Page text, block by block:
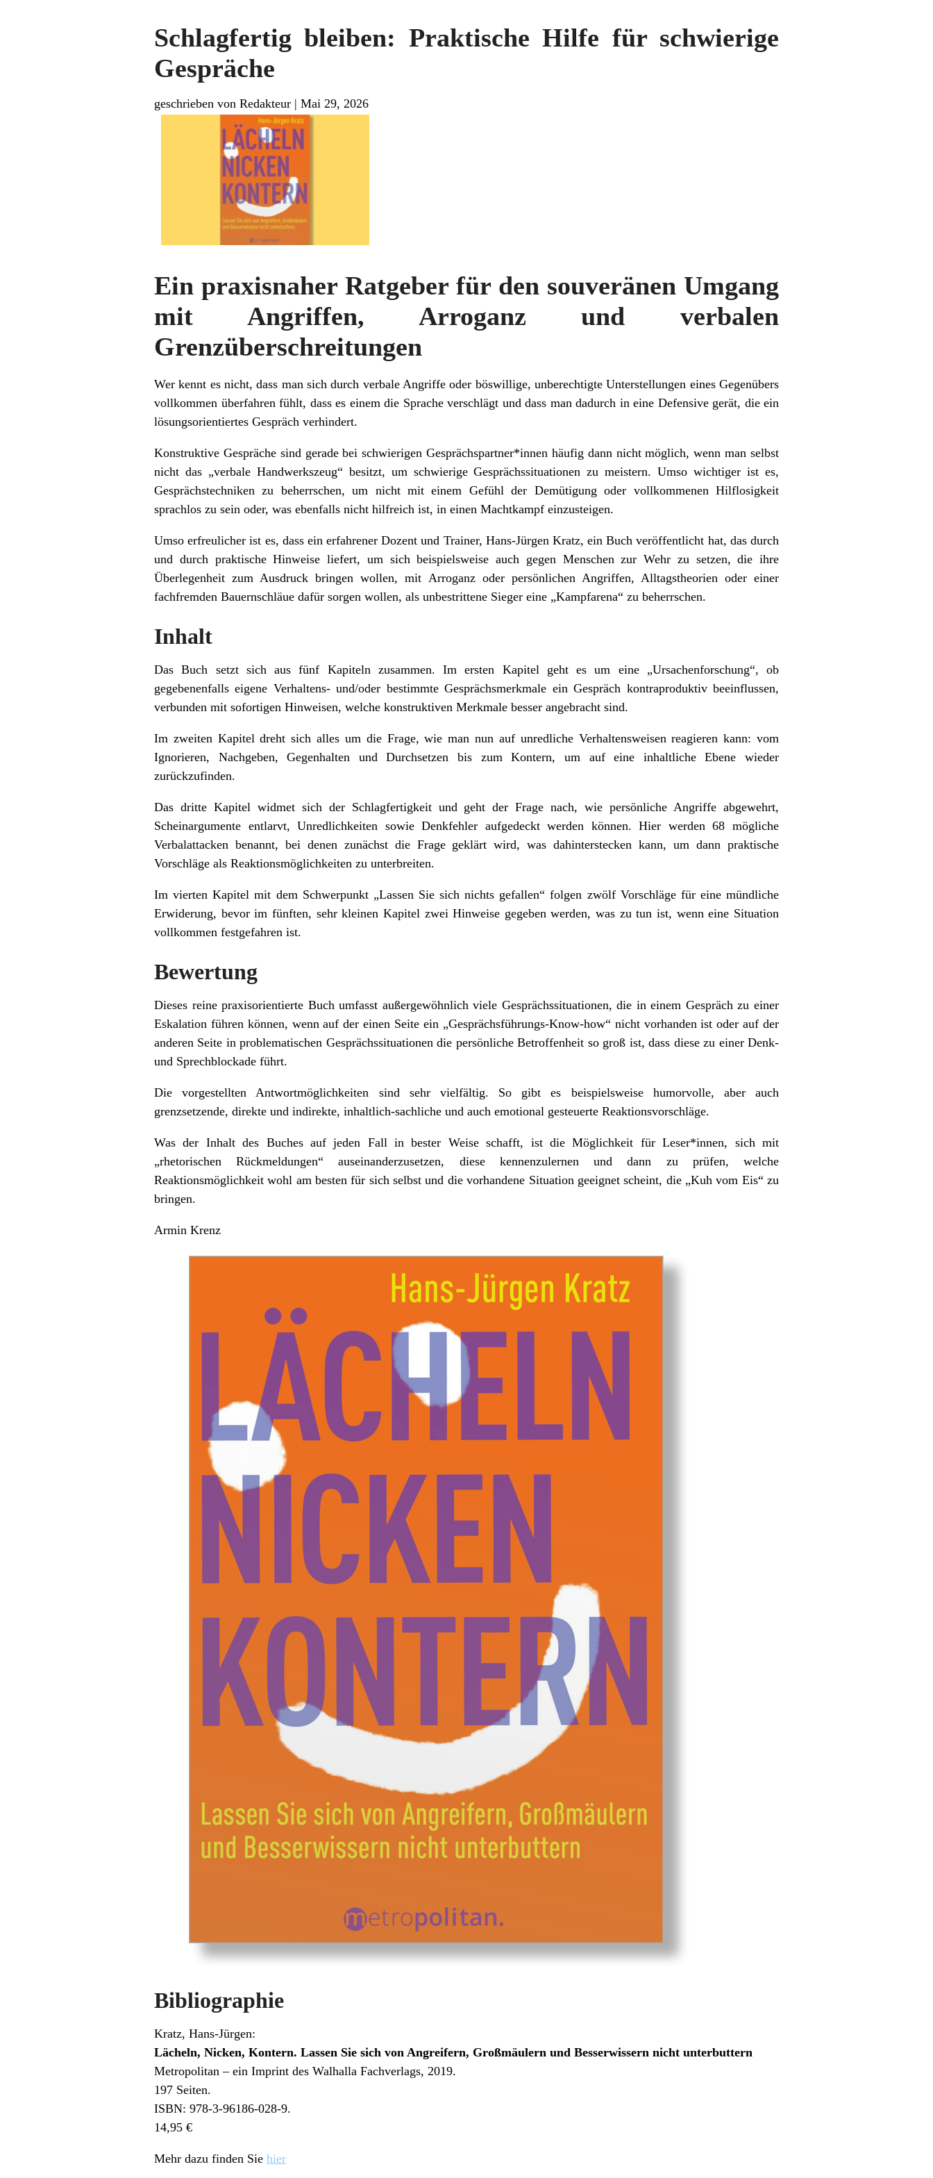
Schlagfertig bleiben: Praktische Hilfe für schwierige
Gespräche
geschrieben von Redakteur | Mai 29, 2026
Ein praxisnaher Ratgeber für den souveränen Umgang
mit Angriffen, Arroganz und verbalen
Grenzüberschreitungen
Wer kennt es nicht, dass man sich durch verbale Angriffe oder böswillige, unberechtigte Unterstellungen eines Gegenübers
vollkommen überfahren fühlt, dass es einem die Sprache verschlägt und dass man dadurch in eine Defensive gerät, die ein
lösungsorientiertes Gespräch verhindert.
Konstruktive Gespräche sind gerade bei schwierigen Gesprächspartner*innen häufig dann nicht möglich, wenn man selbst
nicht das „verbale Handwerkszeug“ besitzt, um schwierige Gesprächssituationen zu meistern. Umso wichtiger ist es,
Gesprächstechniken zu beherrschen, um nicht mit einem Gefühl der Demütigung oder vollkommenen Hilflosigkeit
sprachlos zu sein oder, was ebenfalls nicht hilfreich ist, in einen Machtkampf einzusteigen.
Umso erfreulicher ist es, dass ein erfahrener Dozent und Trainer, Hans-Jürgen Kratz, ein Buch veröffentlicht hat, das durch
und durch praktische Hinweise liefert, um sich beispielsweise auch gegen Menschen zur Wehr zu setzen, die ihre
Überlegenheit zum Ausdruck bringen wollen, mit Arroganz oder persönlichen Angriffen, Alltagstheorien oder einer
fachfremden Bauernschläue dafür sorgen wollen, als unbestrittene Sieger eine „Kampfarena“ zu beherrschen.
Inhalt
Das Buch setzt sich aus fünf Kapiteln zusammen. Im ersten Kapitel geht es um eine „Ursachenforschung“, ob
gegebenenfalls eigene Verhaltens- und/oder bestimmte Gesprächsmerkmale ein Gespräch kontraproduktiv beeinflussen,
verbunden mit sofortigen Hinweisen, welche konstruktiven Merkmale besser angebracht sind.
Im zweiten Kapitel dreht sich alles um die Frage, wie man nun auf unredliche Verhaltensweisen reagieren kann: vom
Ignorieren, Nachgeben, Gegenhalten und Durchsetzen bis zum Kontern, um auf eine inhaltliche Ebene wieder
zurückzufinden.
Das dritte Kapitel widmet sich der Schlagfertigkeit und geht der Frage nach, wie persönliche Angriffe abgewehrt,
Scheinargumente entlarvt, Unredlichkeiten sowie Denkfehler aufgedeckt werden können. Hier werden 68 mögliche
Verbalattacken benannt, bei denen zunächst die Frage geklärt wird, was dahinterstecken kann, um dann praktische
Vorschläge als Reaktionsmöglichkeiten zu unterbreiten.
Im vierten Kapitel mit dem Schwerpunkt „Lassen Sie sich nichts gefallen“ folgen zwölf Vorschläge für eine mündliche
Erwiderung, bevor im fünften, sehr kleinen Kapitel zwei Hinweise gegeben werden, was zu tun ist, wenn eine Situation
vollkommen festgefahren ist.
Bewertung
Dieses reine praxisorientierte Buch umfasst außergewöhnlich viele Gesprächssituationen, die in einem Gespräch zu einer
Eskalation führen können, wenn auf der einen Seite ein „Gesprächsführungs-Know-how“ nicht vorhanden ist oder auf der
anderen Seite in problematischen Gesprächssituationen die persönliche Betroffenheit so groß ist, dass diese zu einer Denk-
und Sprechblockade führt.
Die vorgestellten Antwortmöglichkeiten sind sehr vielfältig. So gibt es beispielsweise humorvolle, aber auch
grenzsetzende, direkte und indirekte, inhaltlich-sachliche und auch emotional gesteuerte Reaktionsvorschläge.
Was der Inhalt des Buches auf jeden Fall in bester Weise schafft, ist die Möglichkeit für Leser*innen, sich mit
„rhetorischen Rückmeldungen“ auseinanderzusetzen, diese kennenzulernen und dann zu prüfen, welche
Reaktionsmöglichkeit wohl am besten für sich selbst und die vorhandene Situation geeignet scheint, die „Kuh vom Eis“ zu
bringen.
Armin Krenz
Bibliographie
Kratz, Hans-Jürgen:
Lächeln, Nicken, Kontern. Lassen Sie sich von Angreifern, Großmäulern und Besserwissern nicht unterbuttern
Metropolitan – ein Imprint des Walhalla Fachverlags, 2019.
197 Seiten.
ISBN: 978-3-96186-028-9.
14,95 €
Mehr dazu finden Sie hier